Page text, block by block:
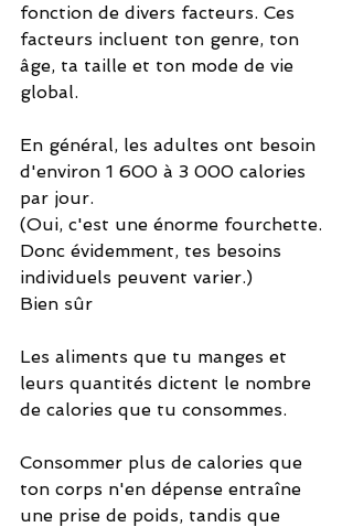
fonction de divers facteurs. Ces
facteurs incluent ton genre, ton
âge, ta taille et ton mode de vie
global.
En général, les adultes ont besoin
d'environ 1 600 à 3 000 calories
par jour.
(Oui, c'est une énorme fourchette.
Donc évidemment, tes besoins
individuels peuvent varier.)
Bien sûr
Les aliments que tu manges et
leurs quantités dictent le nombre
de calories que tu consommes.
Consommer plus de calories que
ton corps n'en dépense entraîne
une prise de poids, tandis que